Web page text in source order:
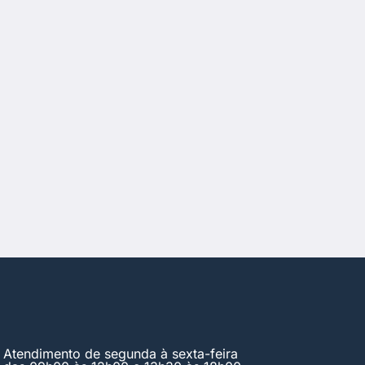
Atendimento de segunda à sexta-feira